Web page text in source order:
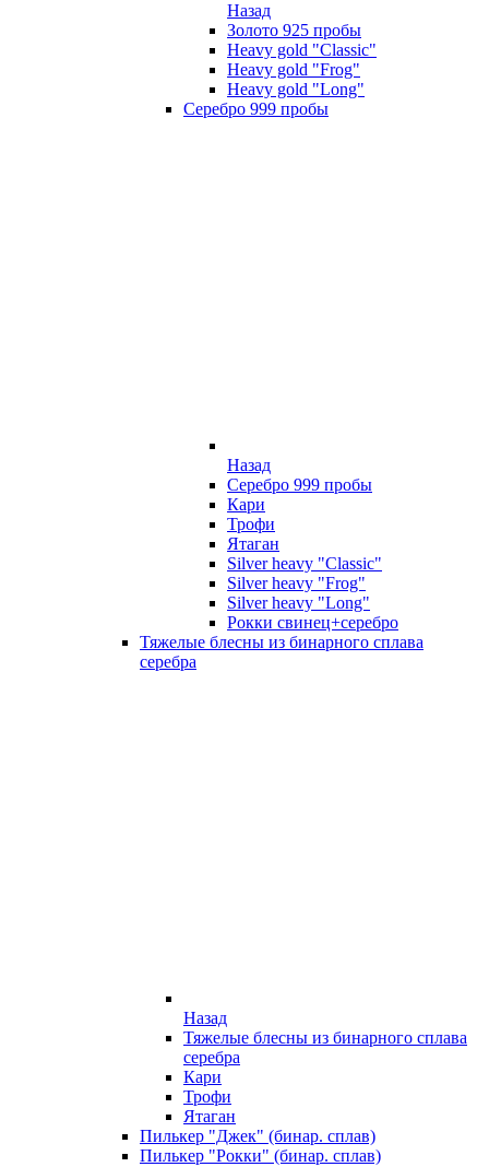
Назад
Золото 925 пробы
Heavy gold "Classic"
Heavy gold "Frog"
Heavy gold "Long"
Серебро 999 пробы
Назад
Серебро 999 пробы
Кари
Трофи
Ятаган
Silver heavy "Classic"
Silver heavy "Frog"
Silver heavy "Long"
Рокки свинец+серебро
Тяжелые блесны из бинарного сплава
серебра
Назад
Тяжелые блесны из бинарного сплава
серебра
Кари
Трофи
Ятаган
Пилькер "Джек" (бинар. сплав)
Пилькер "Рокки" (бинар. сплав)